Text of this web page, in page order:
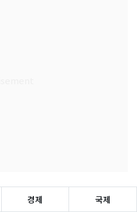
경제 국제